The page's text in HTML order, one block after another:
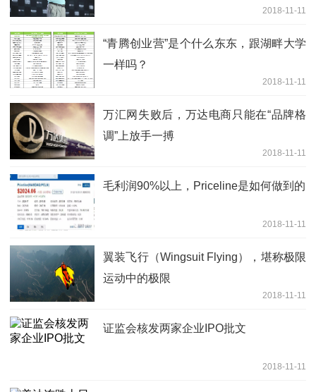
2018-11-11
“青腾创业营”是个什么东东，跟湖畔大学
一样吗？
2018-11-11
万汇网失败后，万达电商只能在“品牌格
调”上放手一搏
2018-11-11
毛利润90%以上，Priceline是如何做到的
2018-11-11
翼装飞行（Wingsuit Flying），堪称极限
运动中的极限
2018-11-11
证监会核发两家企业IPO批文
2018-11-11